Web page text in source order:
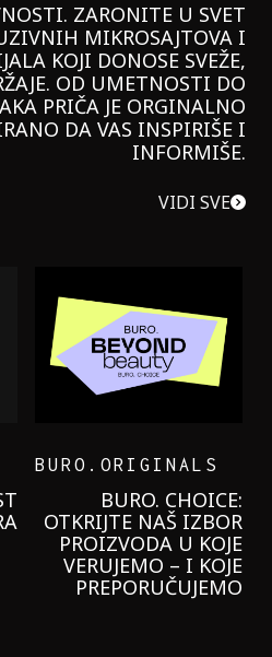
ZARONITE U SVET
MIKROSAJTOVA I
KOJI DONOSE SVEŽE,
OD UMETNOSTI DO
PRIČA JE ORGINALNO
DA VAS INSPIRIŠE I
INFORMIŠE.
VIDI SVE
GARNIER KREMU I
NIKADA NIŠTA
LAGANIJE NISAM
KORISTILA